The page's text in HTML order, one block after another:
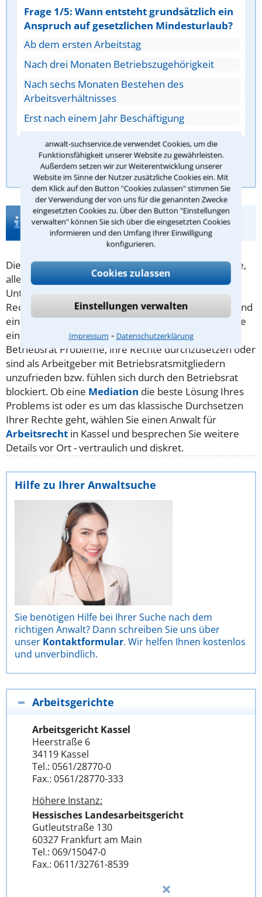
anwalt-suchservice.de verwendet Cookies, um die
Funktionsfähigkeit unserer Website zu gewährleisten.
Außerdem setzen wir zur Weiterentwicklung unserer
Website im Sinne der Nutzer zusätzliche Cookies ein. Mit
dem Klick auf den Button "Cookies zulassen" stimmen Sie
der Verwendung der von uns für die genannten Zwecke
eingesetzten Cookies zu. Über den Button "Einstellungen
verwalten" können Sie sich über die eingesetzten Cookies
informieren und den Umfang Ihrer Einwilligung
konfigurieren.
Cookies zulassen
Einstellungen verwalten
Impressum ⁃ Datenschutzerklärung
Frage 1/5: Wann entsteht grundsätzlich ein
Anspruch auf gesetzlichen Mindesturlaub?
Ab dem ersten Arbeitstag
Nach drei Monaten Betriebszugehörigkeit
Nach sechs Monaten Bestehen des
Arbeitsverhältnisses
Erst nach einem Jahr Beschäftigung
Antwort überprüfen
Infos zur Suche nach einem Anwalt für
Betriebsrat in Kassel
Die Mitglieder eines Betriebsrats haben viele Rechte,
allen voran dasMitbestimmungsrechtbei
Unternehmensentscheidungen, aber auch weitere
Rechte, wie das Recht auf bevorzugte Information und
einen Anspruch auf Beratung. Viele Ratsuchende, die
einen Anwalt fürBetriebsratsuchen, haben als
Betriebsrat Probleme, ihre Rechte durchzusetzen oder
sind als Arbeitgeber mit Betriebsratsmitgliedern
unzufrieden bzw. fühlen sich durch den Betriebsrat
blockiert. Ob eine Mediation die beste Lösung Ihres
Problems ist oder es um das klassische Durchsetzen
Ihrer Rechte geht, wählen Sie einen Anwalt für
Arbeitsrecht in Kassel und besprechen Sie weitere
Details vor Ort - vertraulich und diskret.
Hilfe zu Ihrer Anwaltsuche
Sie benötigen Hilfe bei Ihrer Suche nach dem
richtigen Anwalt? Dann schreiben Sie uns über
unser Kontaktformular. Wir helfen Ihnen kostenlos
und unverbindlich.
Arbeitsgerichte
Arbeitsgericht Kassel
Heerstraße 6
34119 Kassel
Tel.: 0561/28770-0
Fax.: 0561/28770-333
Höhere Instanz:
Hessisches Landesarbeitsgericht
Gutleutstraße 130
60327 Frankfurt am Main
Tel.: 069/15047-0
Fax.: 0611/32761-8539